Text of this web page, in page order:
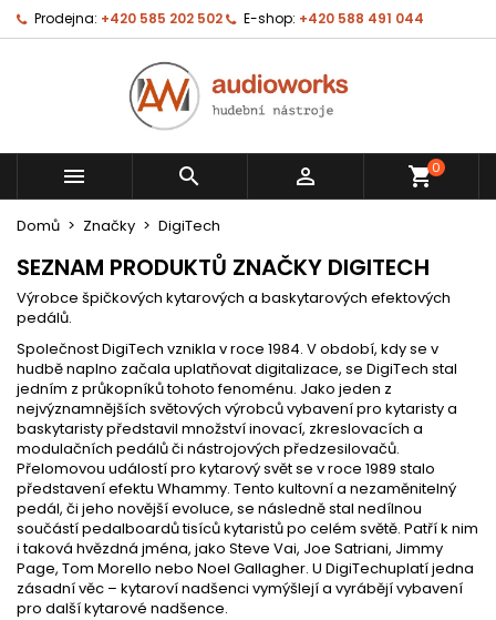
Prodejna: +420 585 202 502 E-shop: +420 588 491 044
   shopping_cart0
Domů Značky DigiTech
SEZNAM PRODUKTŮ ZNAČKY DIGITECH
Výrobce špičkových kytarových a baskytarových efektových
pedálů.
SpolečnostDigiTech vznikla v roce 1984. V období, kdy se v
hudbě naplno začala uplatňovat digitalizace, se DigiTech stal
jedním z průkopníků tohoto fenoménu. Jako jeden z
nejvýznamnějších světových výrobců vybavení pro kytaristy a
baskytaristy představil množství inovací, zkreslovacích a
modulačních pedálů či nástrojových předzesilovačů.
Přelomovou událostí pro kytarový svět se v roce 1989 stalo
představení efektu Whammy. Tento kultovní a nezaměnitelný
pedál, či jeho novější evoluce, se následně stal nedílnou
součástí pedalboardů tisíců kytaristů po celém světě. Patří k nim
i taková hvězdná jména, jako Steve Vai, Joe Satriani, Jimmy
Page, Tom Morello nebo Noel Gallagher. U DigiTechuplatí jedna
zásadní věc – kytaroví nadšenci vymýšlejí a vyrábějí vybavení
pro další kytarové nadšence.